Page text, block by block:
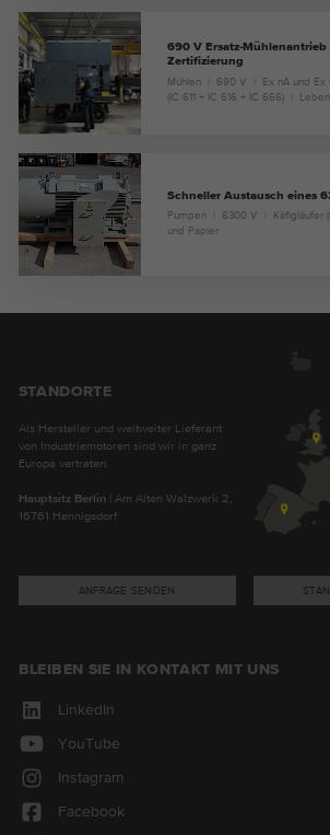
690 V Ersatz-Mühlenantrieb
Zertifizierung
Mühlen
690 V Ex nA und
(IC 611 + IC 616 + IC 666)
Schneller Austausch eines
Pumpen
6300 V Käfigläufer
und Papier
STANDORTE
Als Hersteller und weltweiter Lieferant
von Industriemotoren sind wir in ganz
Europa vertreten.
Hauptsitz Berlin| Am Alten Walzwerk 2,
16761 Hennigsdorf
ANFRAGE SENDEN
BLEIBEN SIE IN KONTAKT MIT UNS
LinkedIn
YouTube
Instagram
Facebook